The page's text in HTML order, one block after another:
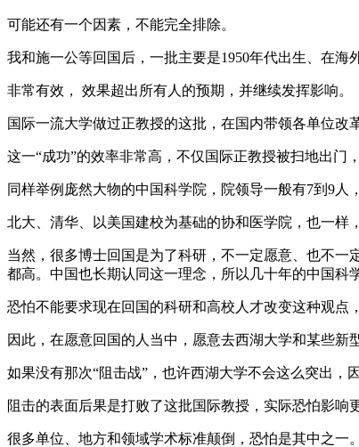
可能还有一个因素，不能完全排除。
我和施一公等回国后，一批主要是1950年代出生、在海
非常有效， 效果超出所有人的预期，并继续发挥影响。
国际一流大学做过正教授的这批，在国内带领各单位改
这一“成功”的效率非常高，不仅国际正教授被扫地出门
同样举例庞然大物的中国科学院，院领导一般有7到9
北大、清华、以美国建校为基础的协和医学院，也一样
当然，很多博士回国是为了科研，不一定愿意、也不
都高。中国也长期认同这一理念，所以几十年的中国科
恐怕不能要求现在回国的科研和高校人才改变这种观点
因此，在愿意回国的人当中，愿意去西湖大学和某些新
如果没有那次“阻击战”，也许西湖大学不会这么突出，
阻击的表面后果是打败了这批国际教授，实际恐怕影响
很多单位、地方和领域学术标准颠倒，恐怕是其中之一